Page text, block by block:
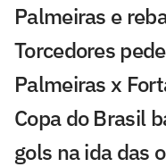
Palmeiras e
Torcedores
Palmeiras x
Copa do Brasil
gols na ida das